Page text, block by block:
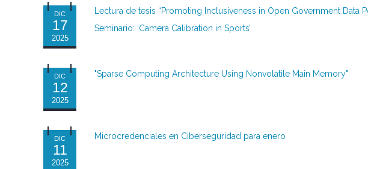
DIC
17
2025
Lectura de tesis “Promoting Inclusiveness in Open Government Data
Seminario: ‘Camera Calibration in Sports’
DIC
12
2025
"Sparse Computing Architecture Using Nonvolatile Main Memory"
DIC
11
2025
Microcredenciales en Ciberseguridad para enero